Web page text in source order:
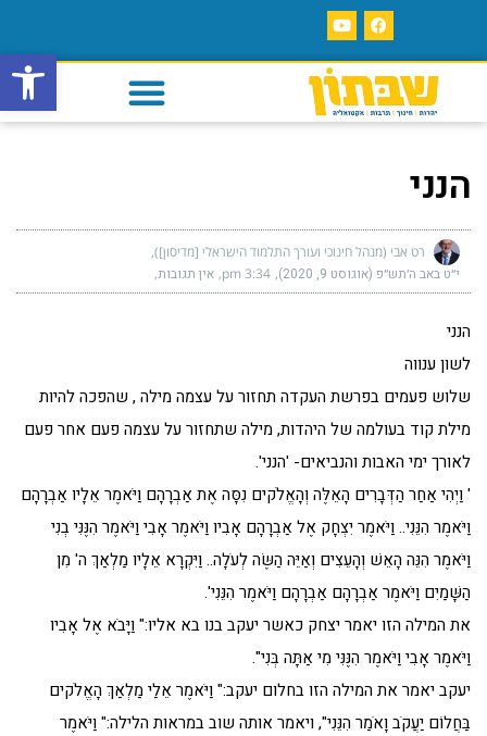
פתח
הנני
רט אבי (מנהל חינוכי ועורך התלמוד הישראלי [מדיסון])
י״ט באב ה׳תש״פ (אוגוסט 9, 2020) 3:34 pm אין תגובות
הנני
לשון ענווה
שלוש פעמים בפרשת העקדה תחזור על עצמה מילה , שהפכה להיות
מילת קוד בעולמה של היהדות, מילה שתחזור על עצמה פעם אחר פעם
לאורך ימי האבות והנביאים- 'הנני'.
' וַיְהִי אַחַר הַדְּבָרִים הָאֵלֶּה וְהָאֱלֹקים נִסָּה אֶת אַבְרָהָם וַיֹּאמֶר אֵלָיו אַבְרָהָם
וַיֹּאמֶר הִנֵּנִי.. וַיֹּאמֶר יִצְחָק אֶל אַבְרָהָם אָבִיו וַיֹּאמֶר אָבִי וַיֹּאמֶר הִנֶּנִּי בְנִי
וַיֹּאמֶר הִנֵּה הָאֵשׁ וְהָעֵצִים וְאַיֵּה הַשֶּׂה לְעֹלָה.. וַיִּקְרָא אֵלָיו מַלְאַךְ ה' מִן
הַשָּׁמַיִם וַיֹּאמֶר אַבְרָהָם אַבְרָהָם וַיֹּאמֶר הִנֵּנִי'.
את המילה הזו יאמר יצחק כאשר יעקב בנו בא אליו:" וַיָּבֹא אֶל אָבִיו
וַיֹּאמֶר אָבִי וַיֹּאמֶר הִנֶּנִּי מִי אַתָּה בְּנִי".
יעקב יאמר את המילה הזו בחלום יעקב:" וַיֹּאמֶר אֵלַי מַלְאַךְ הָאֱלֹקים
בַּחֲלוֹם יַעֲקֹב וָאֹמַר הִנֵּנִי", ויאמר אותה שוב במראות הלילה:" וַיֹּאמֶר